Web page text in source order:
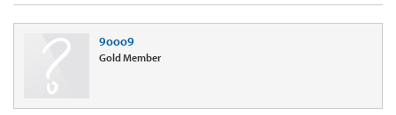
9ooo9
Gold Member